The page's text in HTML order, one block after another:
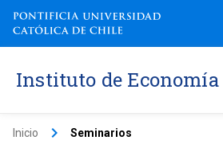
Instituto de Economía
Inicio keyboard_arrow_right Seminarios